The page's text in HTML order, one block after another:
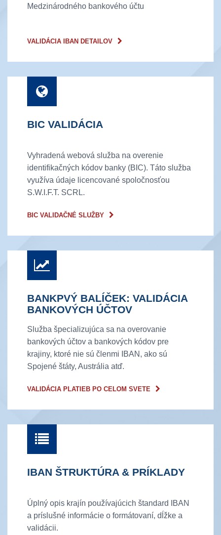
Medzinárodného bankového účtu
VALIDÁCIA IBAN DETAILOV
BIC VALIDÁCIA
Vyhradená webová služba na overenie
identifikačných kódov banky (BIC). Táto služba
využíva údaje licencované spoločnosťou
S.W.I.F.T. SCRL.
BIC VALIDAČNÉ SLUŽBY
BANKPVÝ BALÍČEK: VALIDÁCIA
BANKOVÝCH ÚČTOV
Služba špecializujúca sa na overovanie
bankových účtov a bankových kódov pre
krajiny, ktoré nie sú členmi IBAN, ako sú
Spojené štáty, Austrália atď.
VALIDÁCIA PLATIEB PO CELOM SVETE
IBAN ŠTRUKTÚRA & PRÍKLADY
Úplný opis krajín používajúcich štandard IBAN
a príslušné informácie o formátovaní, dĺžke a
validácii.